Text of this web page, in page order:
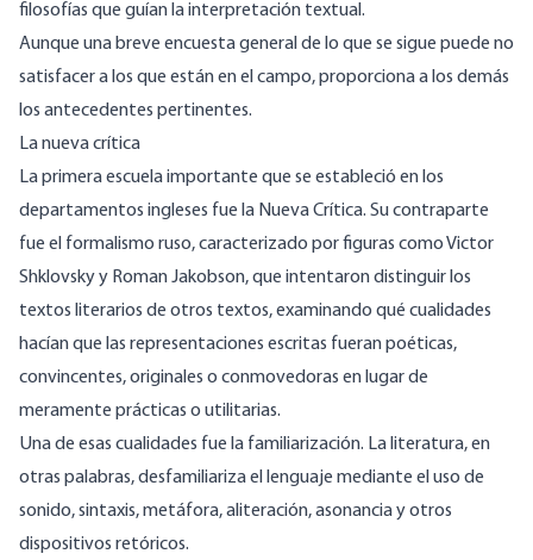
filosofías que guían la interpretación textual.
Aunque una breve encuesta general de lo que se sigue puede no
satisfacer a los que están en el campo, proporciona a los demás
los antecedentes pertinentes.
La nueva crítica
La primera escuela importante que se estableció en los
departamentos ingleses fue la Nueva Crítica. Su contraparte
fue el formalismo ruso, caracterizado por figuras como Victor
Shklovsky y Roman Jakobson, que intentaron distinguir los
textos literarios de otros textos, examinando qué cualidades
hacían que las representaciones escritas fueran poéticas,
convincentes, originales o conmovedoras en lugar de
meramente prácticas o utilitarias.
Una de esas cualidades fue la familiarización. La literatura, en
otras palabras, desfamiliariza el lenguaje mediante el uso de
sonido, sintaxis, metáfora, aliteración, asonancia y otros
dispositivos retóricos.